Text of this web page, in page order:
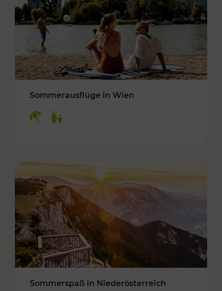
Sommerausflüge in Wien
Sommerspaß in Niederösterreich